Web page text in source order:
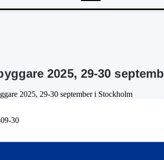
2025, 29-30
2025, 29-30 september i Stockholm
30